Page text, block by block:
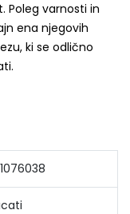
Poleg varnosti in
ena njegovih
ki se odlično